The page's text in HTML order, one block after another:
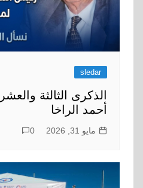
sledar
الذكرى الثالثة
أحمد الراخا
مايو 31, 2026 0